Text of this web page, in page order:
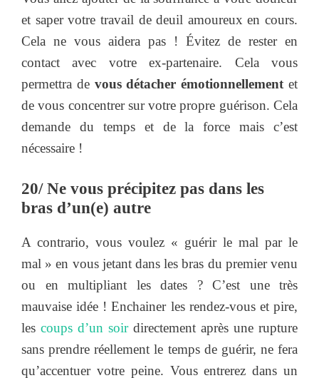
et saper votre travail de deuil amoureux en cours.
Cela ne vous aidera pas ! Évitez de rester en
contact avec votre ex-partenaire. Cela vous
permettra de vous détacher émotionnellementet
de vous concentrer sur votre propre guérison. Cela
demande du temps et de la force mais c’est
nécessaire !
20/ Ne vous précipitez pas dans les
bras d’un(e) autre
A contrario, vous voulez « guérir le mal par le
mal » en vous jetant dans les bras du premier venu
ou en multipliant les dates ? C’est une très
mauvaise idée ! Enchainer les rendez-vous et pire,
les coups d’un soirdirectement après une rupture
sans prendre réellement le temps de guérir, ne fera
qu’accentuer votre peine. Vous entrerez dans un